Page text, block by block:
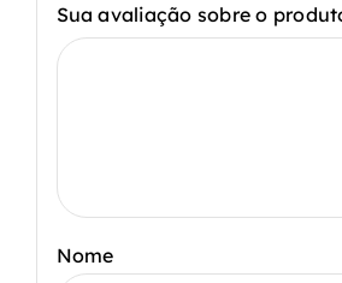
Sua avaliação sobre o
Nome